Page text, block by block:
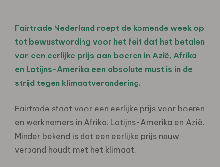
Fairtrade Nederland roept de komende week op
tot bewustwording voor het feit dat het betalen
van een eerlijke prijs aan boeren in Azië, Afrika
en Latijns-Amerika een absolute must is in de
strijd tegen klimaatverandering.
Fairtrade staat voor een eerlijke prijs voor boeren
en werknemers in Afrika. Latijns-Amerika en Azië.
Minder bekend is dat een eerlijke prijs nauw
verband houdt met het klimaat.